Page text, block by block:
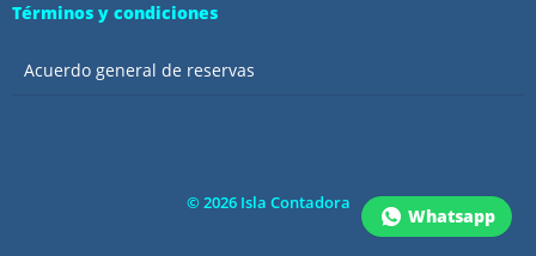
Términos y condiciones
Acuerdo general de reservas
Whatsapp
©2026Isla Contadora